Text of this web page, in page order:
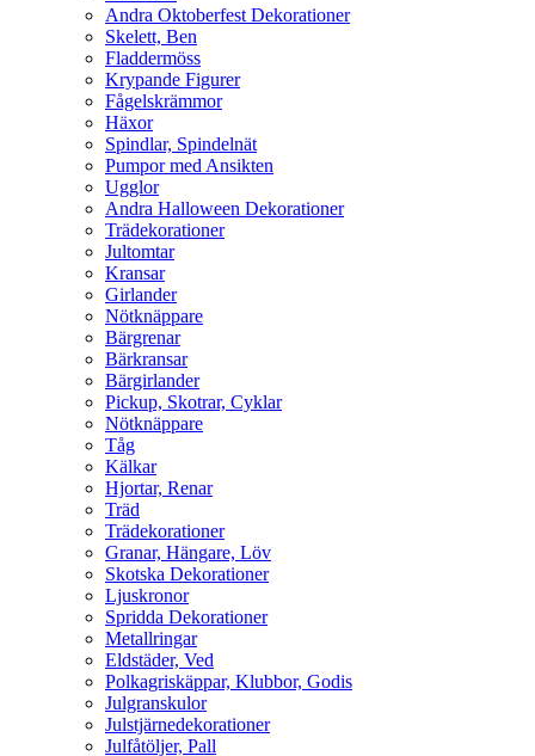
Andra Oktoberfest Dekorationer
Skelett, Ben
Fladdermöss
Krypande Figurer
Fågelskrämmor
Häxor
Spindlar, Spindelnät
Pumpor med Ansikten
Ugglor
Andra Halloween Dekorationer
Trädekorationer
Jultomtar
Kransar
Girlander
Nötknäppare
Bärgrenar
Bärkransar
Bärgirlander
Pickup, Skotrar, Cyklar
Nötknäppare
Tåg
Kälkar
Hjortar, Renar
Träd
Trädekorationer
Granar, Hängare, Löv
Skotska Dekorationer
Ljuskronor
Spridda Dekorationer
Metallringar
Eldstäder, Ved
Polkagriskäppar, Klubbor, Godis
Julgranskulor
Julstjärnedekorationer
Julfåtöljer, Pall